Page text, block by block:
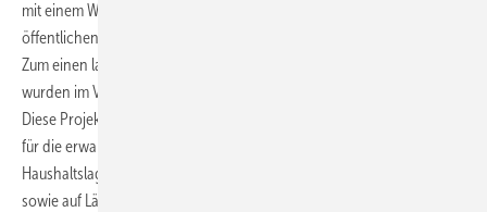
mit einem Wachstum von gut 10 % zu rechnen. Ab 2011 dürften die
öffentlichen Bauausgaben jedoch für mehrere Jahre schrumpfen.
Zum einen laufen die Konjunkturmaßnahmen aus. Zum anderen
wurden im Verkehrsbereich viele Bauprojekte nur zeitlich vorgezogen.
Diese Projekte werden in späteren Jahren fehlen. Wichtigster Grund
für die erwartete Investitionszurückhaltung ist jedoch die desolate
Haushaltslage der öffentlichen Hand. Daneben dürfte auf Bundes-
sowie auf Länderebene die Umsetzung der Schuldenbremse